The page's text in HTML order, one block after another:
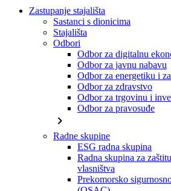
Zastupanje stajališta
Sastanci s dionicima
Stajališta
Odbori
Odbor za digitalnu
Odbor za javnu nabavu
Odbor za energetiku i
Odbor za zdravstvo
Odbor za trgovinu i
Odbor za pravosuđe
chevron_right
Radne skupine
ESG radna skupina
Radna skupina za
vlasništva
Prekomorsko